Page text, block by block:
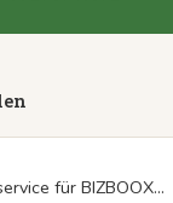
Gestaltungsservice für BIZBOOX® Notizbuch mit Prägung / Druck